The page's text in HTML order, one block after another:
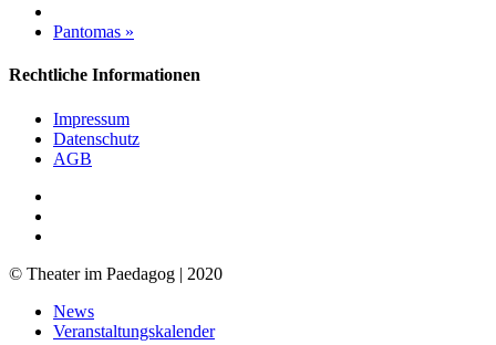
Pantomas »
Rechtliche Informationen
Impressum
Datenschutz
AGB
© Theater im Paedagog | 2020
Close
Menu
News
Veranstaltungskalender